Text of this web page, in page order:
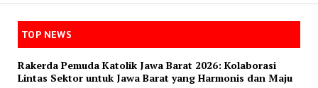
TOP NEWS
Rakerda Pemuda Katolik Jawa Barat 2026: Kolaborasi
Lintas Sektor untuk Jawa Barat yang Harmonis dan Maju